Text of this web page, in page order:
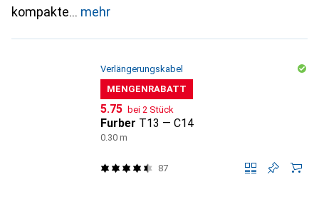
kompakte
mehr
Verlängerungskabel
MENGENRABATT
CHF
5.75 bei 2 Stück
Furber T13 — C14
0.30 m
87